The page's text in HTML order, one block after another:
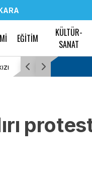
EĞİTİM
KÜLTÜR-
SANAT
Bülent Kuşoğlu: